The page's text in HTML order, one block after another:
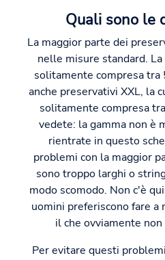
Quali sono le
La maggior parte dei
nelle misure standard.
solitamente compresa
anche preservativi XXL, la
solitamente compresa
vedete: la gamma non è
rientrate in questo
problemi con la maggior
sono troppo larghi o
modo scomodo. Non c'è
uomini preferiscono fare a
il che ovviamente non
Per evitare questi